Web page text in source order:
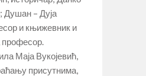
Душан – Дуја
и књижевник и
професор.
Маја Вукојевић,
присутнима,